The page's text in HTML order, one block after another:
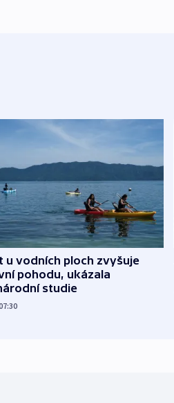
u vodních ploch zvyšuje
pohodu, ukázala
studie